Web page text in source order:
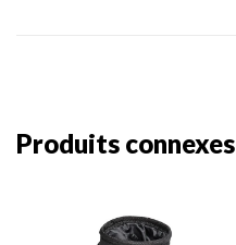
Produits connexes